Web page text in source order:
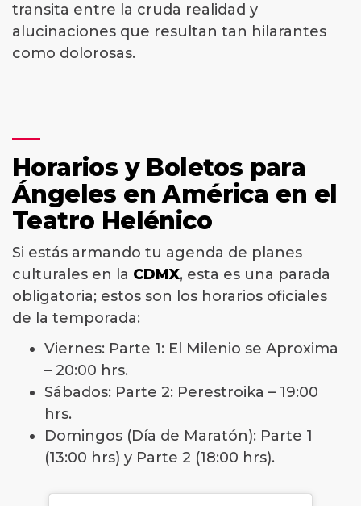
transita entre la cruda realidad y
alucinaciones que resultan tan hilarantes
como dolorosas.
Horarios y Boletos para
Ángeles en América en el
Teatro Helénico
Si estás armando tu agenda de planes
culturales en la CDMX, esta es una parada
obligatoria; estos son los horarios oficiales
de la temporada:
Viernes: Parte 1: El Milenio se Aproxima
– 20:00 hrs.
Sábados: Parte 2: Perestroika – 19:00
hrs.
Domingos (Día de Maratón): Parte 1
(13:00 hrs) y Parte 2 (18:00 hrs).